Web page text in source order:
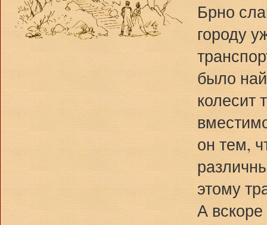
Брно
городу
было
колесит
он тем,
этому
А